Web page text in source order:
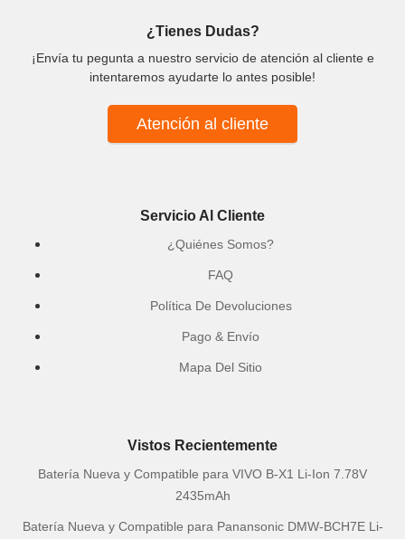
¿Tienes Dudas?
¡Envía tu pegunta a nuestro servicio de atención al cliente e
intentaremos ayudarte lo antes posible!
Atención al cliente
Servicio Al Cliente
¿Quiénes Somos?
FAQ
Política De Devoluciones
Pago & Envío
Mapa Del Sitio
Vistos Recientemente
Batería Nueva y Compatible para VIVO B-X1 Li-Ion 7.78V
2435mAh
Batería Nueva y Compatible para Panansonic DMW-BCH7E Li-